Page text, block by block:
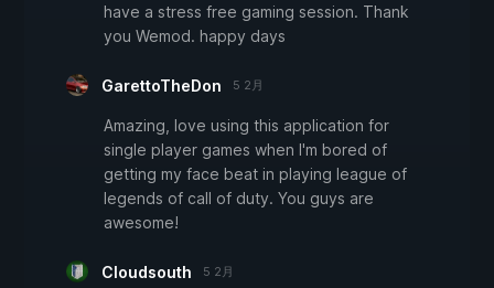
have a stress free gaming session. Thank
you Wemod. happy days
GarettoTheDon 5 2月
Amazing, love using this application for
single player games when I'm bored of
getting my face beat in playing league of
legends of call of duty. You guys are
awesome!
Cloudsouth 5 2月